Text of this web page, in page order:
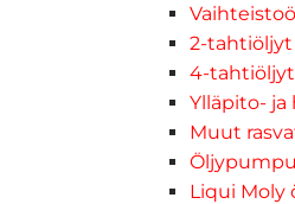
2-tahtiöljyt
4-tahtiöljyt
Ylläpito-
Muut
Liqui Moly